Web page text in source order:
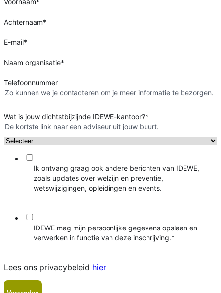
Voornaam*
Achternaam*
E-mail*
Naam organisatie*
Telefoonnummer
Zo kunnen we je contacteren om je meer informatie te bezorgen.
Wat is jouw dichtstbijzijnde IDEWE-kantoor?*
De kortste link naar een adviseur uit jouw buurt.
Ik ontvang graag ook andere berichten van IDEWE,
zoals updates over welzijn en preventie,
wetswijzigingen, opleidingen en events.
IDEWE mag mijn persoonlijke gegevens opslaan en
verwerken in functie van deze inschrijving.*
Lees ons privacybeleid hier